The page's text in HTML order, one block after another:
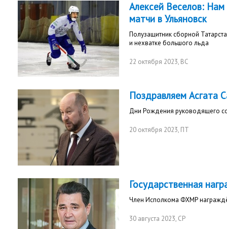
Алексей Веселов: Нам
матчи в Ульяновск
Полузащитник сборной
и нехватке большого льда
22 октября 2023, ВС
Поздравляем Асгата
Дни Рождения руководящего
20 октября 2023, ПТ
Государственная
Член Исполкома ФХМР
30 августа 2023, СР